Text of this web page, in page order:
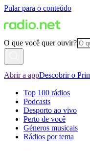
Pular para o conteúdo
O que você quer ouvir?
Abrir a appDescobrir o
Top 100 rádios
Podcasts
Desporto ao vivo
Perto de você
Géneros musicais
Rádios por tema